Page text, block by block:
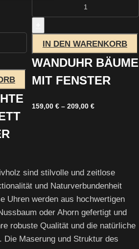
IN DEN WARENKORB
WANDUHR BÄUME
MIT FENSTER
159,00 € – 209,00 €
sind stilvolle und zeitlose
und Naturverbundenheit
Uhren werden aus hochwertigen
oder Ahorn gefertigt und
robuste Qualität und die natürliche
Die Maserung und Struktur des